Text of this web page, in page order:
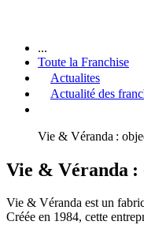
...
Toute la Franchise
Actualites
Actualité des
Vie & Véranda :
Vie & Véranda :
Vie & Véranda est un
Créée en 1984, cette